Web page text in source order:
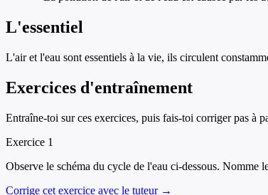
L'essentiel
L'air et l'eau sont essentiels à la vie, ils circulent
Exercices d'entraînement
Entraîne-toi sur ces exercices, puis fais-toi corriger pas à
Exercice 1
Observe le schéma du cycle de l'eau ci-dessous. Nomme
Corrige cet exercice avec le tuteur →